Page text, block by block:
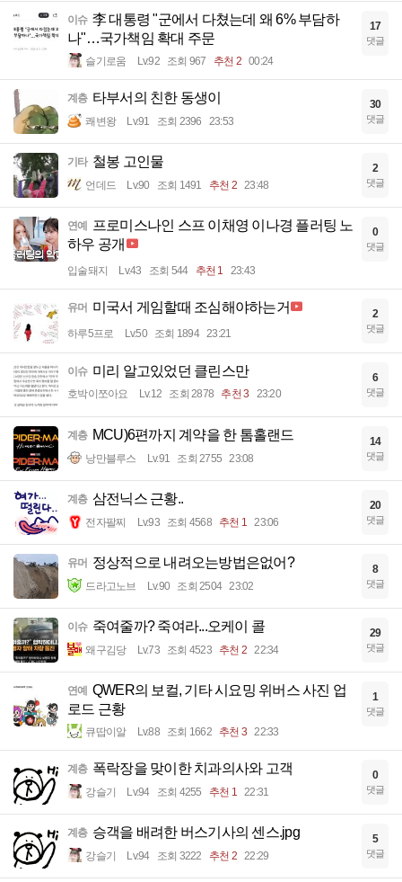
이슈 李 대통령 "군에서 다쳤는데 왜 6% 부담하
나"…국가책임 확대 주문
슬기로움 Lv.92 조회 967 추천 2 00:24
17
댓글
계층 타부서의 친한 동생이
쾌변왕 Lv.91 조회 2396 23:53
30
댓글
기타 철봉 고인물
언데드 Lv.90 조회 1491 추천 2 23:48
2
댓글
연예 프로미스나인 스프 이채영 이나경 플러팅 노
하우 공개
입술돼지 Lv.43 조회 544 추천 1 23:43
0
댓글
유머 미국서 게임할때 조심해야하는거
하루5프로 Lv.50 조회 1894 23:21
2
댓글
이슈 미리 알고있었던 클린스만
호박이쪼아요 Lv.12 조회 2878 추천 3 23:20
6
댓글
계층 MCU)6편까지 계약을 한 톰홀랜드
낭만블루스 Lv.91 조회 2755 23:08
14
댓글
계층 삼전닉스 근황..
전자팔찌 Lv.93 조회 4568 추천 1 23:06
20
댓글
유머 정상적으로 내려오는방법은없어?
드라고노브 Lv.90 조회 2504 23:02
8
댓글
이슈 죽여줄까? 죽여라...오케이 콜
왜구김당 Lv.73 조회 4523 추천 2 22:34
29
댓글
연예 QWER의 보컬, 기타 시요밍 위버스 사진 업
로드 근황
큐땁이알 Lv.88 조회 1662 추천 3 22:33
1
댓글
계층 폭락장을 맞이한 치과의사와 고객
강슬기 Lv.94 조회 4255 추천 1 22:31
0
댓글
계층 승객을 배려한 버스기사의 센스.jpg
강슬기 Lv.94 조회 3222 추천 2 22:29
5
댓글